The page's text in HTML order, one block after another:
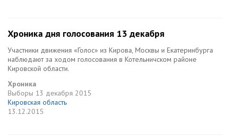
Хроника дня голосования 13 декабря
Участники движения «Голос» из Кирова, Москвы и Екатеринбурга
наблюдают за ходом голосования в Котельничском районе
Кировской области.
Хроника
Выборы 13 декабря 2015
Кировская область
13.12.2015